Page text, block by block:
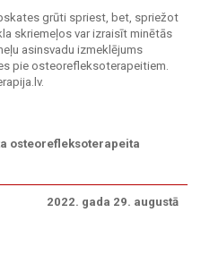
grūti spriest, bet, spriežot
skriemeļos var izraisīt minētās
asinsvadu izmeklējums
pie osteorefleksoterapeitiem.
osteorefleksoterapeita
2022. gada 29. augustā